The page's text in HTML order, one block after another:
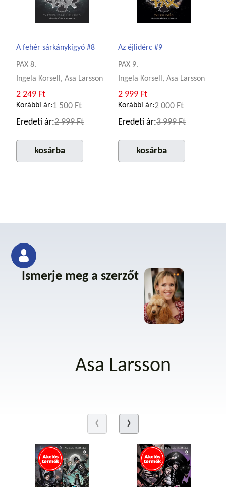
A fehér sárkánykígyó #8
PAX 8.
Ingela Korsell, Asa Larsson
2 249 Ft
Korábbi ár:1 500 Ft
Eredeti ár:2 999 Ft
kosárba
Az éjlidérc #9
PAX 9.
Ingela Korsell, Asa Larsson
2 999 Ft
Korábbi ár:2 000 Ft
Eredeti ár:3 999 Ft
kosárba
Ismerje meg a szerzőt
Asa Larsson